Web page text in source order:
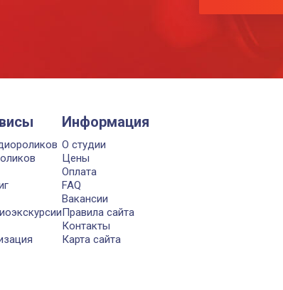
Информация
О студии
Цены
Оплата
FAQ
Вакансии
Правила сайта
Контакты
Карта сайта